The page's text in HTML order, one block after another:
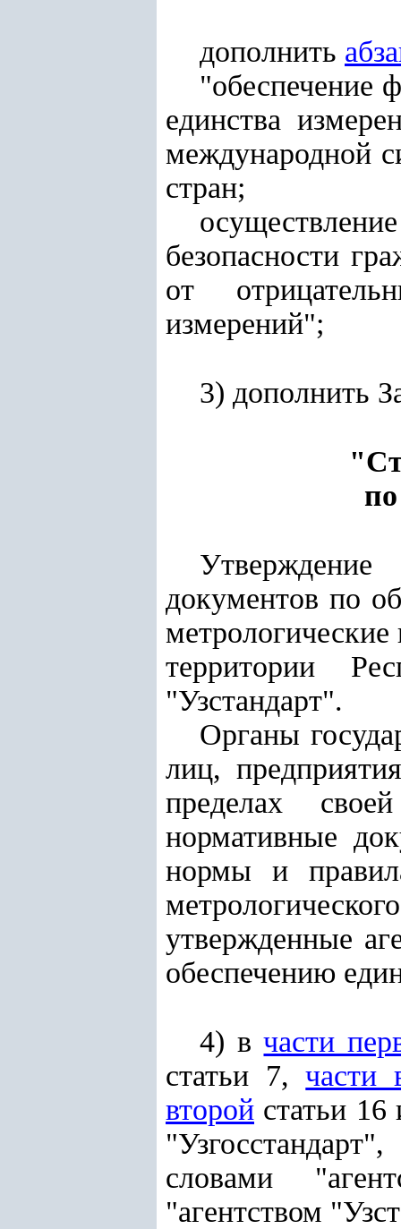
дополнить
"обеспечение
единства
международной
стран;
безопасности
от
измерений";
3) дополнить
Утверждение
документов по
территории
"Узстандарт".
Органы
лиц,
пределах
нормативные
нормы и
утвержденные
обеспечению
4) вчасти
статьи 7,части
второй статьи
словами
"агентством